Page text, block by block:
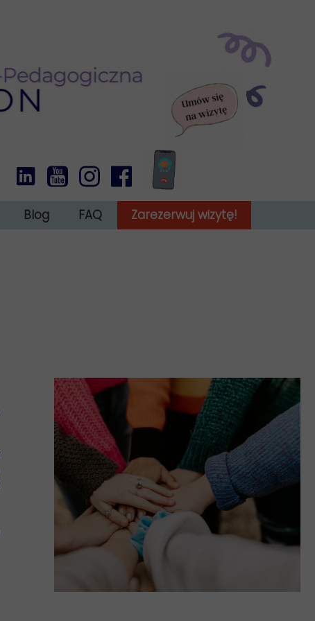
Blog FAQ
Standardy ochrony małoletnich
Statut poradni
Zarezerwuj wizytę!